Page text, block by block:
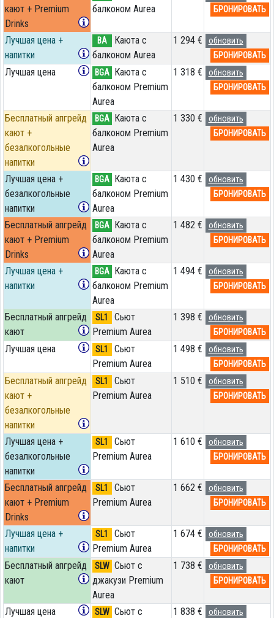
кают + Premium
Drinks
балконом Aurea БРОНИРОВАТЬ
Лучшая цена +
напитки
BA
Каюта с
балконом Aurea
1 294 €
обновить
БРОНИРОВАТЬ
Лучшая цена BGA Каюта с
балконом Premium
Aurea
1 318 €
обновить
БРОНИРОВАТЬ
Бесплатный апгрейд
кают +
безалкогольные
напитки
BGA Каюта с
балконом Premium
Aurea
1 330 €
обновить
БРОНИРОВАТЬ
Лучшая цена +
безалкогольные
напитки
BGA Каюта с
балконом Premium
Aurea
1 430 €
обновить
БРОНИРОВАТЬ
Бесплатный апгрейд
кают + Premium
Drinks
BGA Каюта с
балконом Premium
Aurea
1 482 €
обновить
БРОНИРОВАТЬ
Лучшая цена +
напитки
BGA Каюта с
балконом Premium
Aurea
1 494 €
обновить
БРОНИРОВАТЬ
Бесплатный апгрейд
кают
SL1
Сьют
Premium Aurea
1 398 €
обновить
БРОНИРОВАТЬ
Лучшая цена SL1
Сьют
Premium Aurea
1 498 €
обновить
БРОНИРОВАТЬ
Бесплатный апгрейд
кают +
безалкогольные
напитки
SL1
Сьют
Premium Aurea
1 510 €
обновить
БРОНИРОВАТЬ
Лучшая цена +
безалкогольные
напитки
SL1
Сьют
Premium Aurea
1 610 €
обновить
БРОНИРОВАТЬ
Бесплатный апгрейд
кают + Premium
Drinks
SL1
Сьют
Premium Aurea
1 662 €
обновить
БРОНИРОВАТЬ
Лучшая цена +
напитки
SL1
Сьют
Premium Aurea
1 674 €
обновить
БРОНИРОВАТЬ
Бесплатный апгрейд
кают
SLW Сьют с
джакузи Premium
Aurea
1 738 €
обновить
БРОНИРОВАТЬ
Лучшая цена SLW Сьют с
1 838 €
обновить